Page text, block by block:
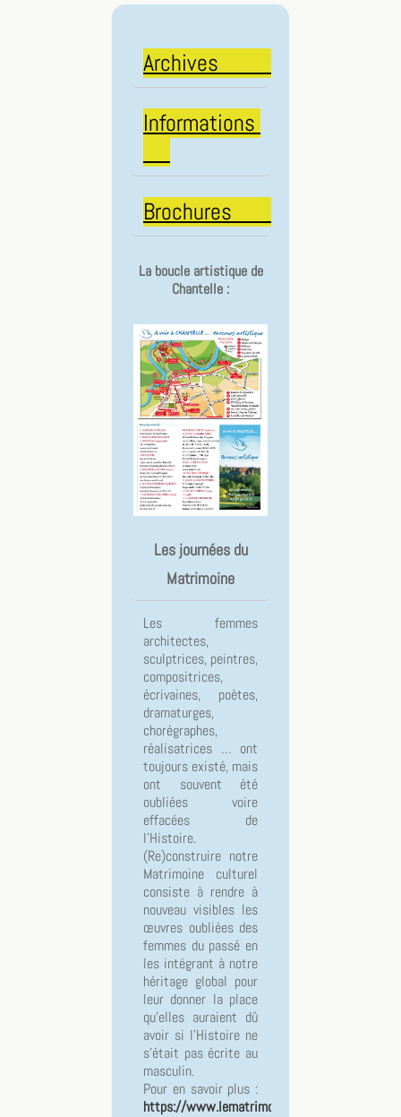
Archives
Informations
Brochures
La boucle artistique de
Chantelle :
Les journées du
Matrimoine
Les femmes
architectes,
sculptrices, peintres,
compositrices,
écrivaines, poètes,
dramaturges,
chorégraphes,
réalisatrices … ont
toujours existé, mais
ont souvent été
oubliées voire
effacées de
l’Histoire.
(Re)construire notre
Matrimoine culturel
consiste à rendre à
nouveau visibles les
œuvres oubliées des
femmes du passé en
les intégrant à notre
héritage global pour
leur donner la place
qu’elles auraient dû
avoir si l’Histoire ne
s’était pas écrite au
masculin.
Pour en savoir plus :
https://www.lematrimoine.fr